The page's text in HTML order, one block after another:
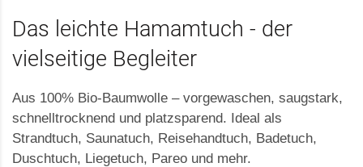
Das leichte Hamamtuch - der
vielseitige Begleiter
Aus 100% Bio-Baumwolle – vorgewaschen, saugstark,
schnelltrocknend und platzsparend. Ideal als
Strandtuch, Saunatuch, Reisehandtuch, Badetuch,
Duschtuch, Liegetuch, Pareo und mehr.